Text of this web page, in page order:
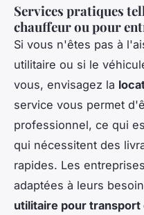
Services pratiques
chauffeur ou pour
Si vous n'êtes pas à
utilitaire ou si le
vous, envisagez la
service vous permet
professionnel, ce qui
qui nécessitent des
rapides. Les
adaptées à leurs
utilitaire pour transport